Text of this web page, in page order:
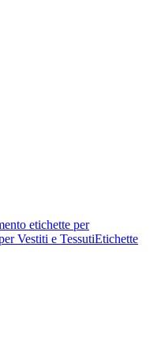
etichette per
Vestiti e TessutiEtichette